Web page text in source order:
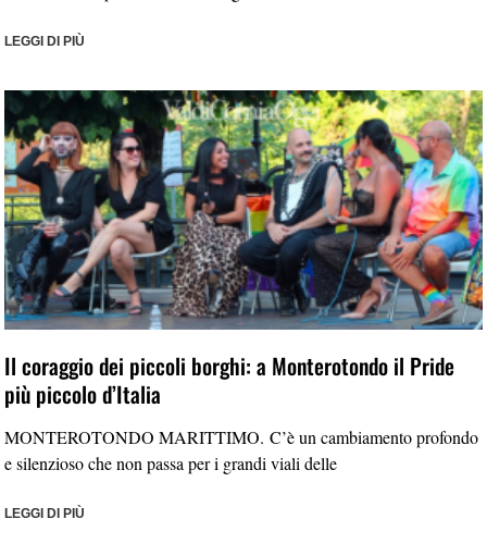
LEGGI DI PIÙ
Il coraggio dei piccoli borghi: a Monterotondo il Pride
più piccolo d’Italia
MONTEROTONDO MARITTIMO. C’è un cambiamento profondo
e silenzioso che non passa per i grandi viali delle
LEGGI DI PIÙ